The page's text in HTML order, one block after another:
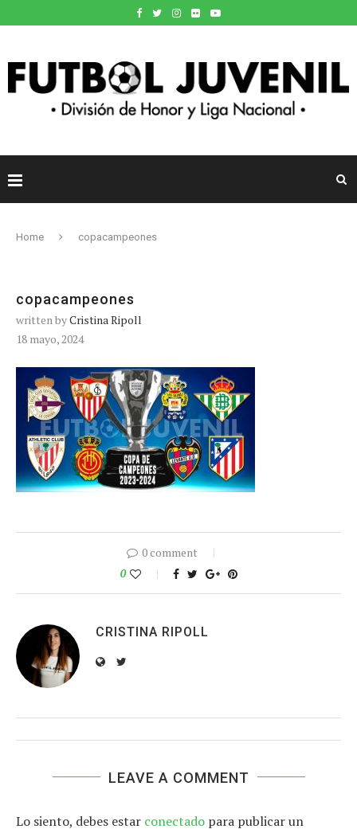
Home copacampeones
copacampeones
written byCristina Ripoll
18 mayo, 2024
0 comment
0
CRISTINA RIPOLL
LEAVE A COMMENT
Lo siento, debes estar conectado para publicar un